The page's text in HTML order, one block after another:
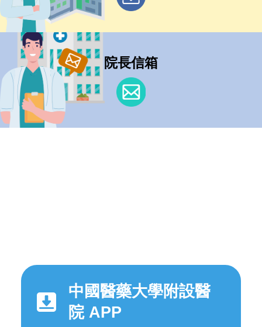
院長信箱
中國醫藥大學附設醫
院 APP